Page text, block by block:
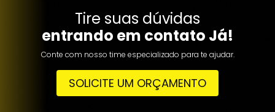
Tire suas dúvidas
entrando em contato Já!
Conte com nosso time especializado para te ajudar.
SOLICITE UM ORÇAMENTO